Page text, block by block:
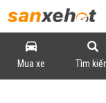
Mua xe Tìm